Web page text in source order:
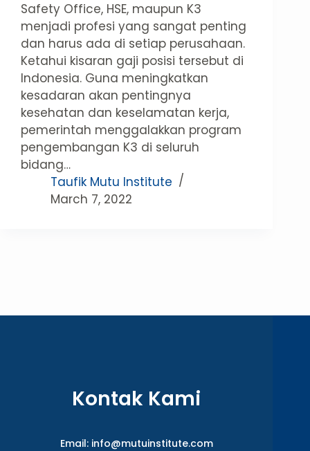
Safety Office, HSE, maupun K3
menjadi profesi yang sangat penting
dan harus ada di setiap perusahaan.
Ketahui kisaran gaji posisi tersebut di
Indonesia. Guna meningkatkan
kesadaran akan pentingnya
kesehatan dan keselamatan kerja,
pemerintah menggalakkan program
pengembangan K3 di seluruh
bidang…
Taufik Mutu Institute
March 7, 2022
Kontak Kami
Email: info@mutuinstitute.com